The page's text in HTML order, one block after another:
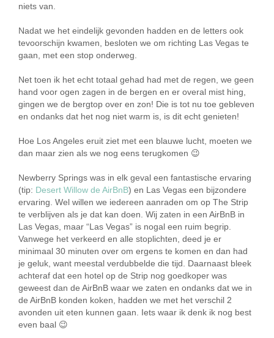
niets van.
Nadat we het eindelijk gevonden hadden en de letters ook
tevoorschijn kwamen, besloten we om richting Las Vegas te
gaan, met een stop onderweg.
Net toen ik het echt totaal gehad had met de regen, we geen
hand voor ogen zagen in de bergen en er overal mist hing,
gingen we de bergtop over en zon! Die is tot nu toe gebleven
en ondanks dat het nog niet warm is, is dit echt genieten!
Hoe Los Angeles eruit ziet met een blauwe lucht, moeten we
dan maar zien als we nog eens terugkomen 😉
Newberry Springs was in elk geval een fantastische ervaring
(tip: Desert Willow de AirBnB) en Las Vegas een bijzondere
ervaring. Wel willen we iedereen aanraden om op The Strip
te verblijven als je dat kan doen. Wij zaten in een AirBnB in
Las Vegas, maar “Las Vegas” is nogal een ruim begrip.
Vanwege het verkeerd en alle stoplichten, deed je er
minimaal 30 minuten over om ergens te komen en dan had
je geluk, want meestal verdubbelde die tijd. Daarnaast bleek
achteraf dat een hotel op de Strip nog goedkoper was
geweest dan de AirBnB waar we zaten en ondanks dat we in
de AirBnB konden koken, hadden we met het verschil 2
avonden uit eten kunnen gaan. Iets waar ik denk ik nog best
even baal 😉